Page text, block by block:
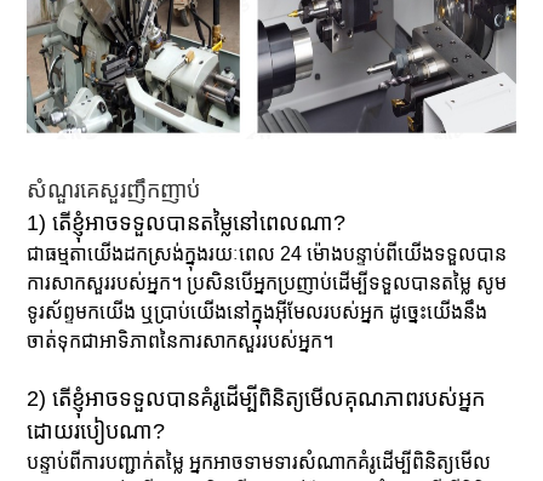
សំណួរគេសួរញឹកញាប់
1) តើខ្ញុំអាចទទួលបានតម្លៃនៅពេលណា?
ជាធម្មតាយើងដកស្រង់ក្នុងរយៈពេល 24 ម៉ោងបន្ទាប់ពីយើងទទួលបាន
ការសាកសួររបស់អ្នក។ ប្រសិនបើអ្នកប្រញាប់ដើម្បីទទួលបានតម្លៃ សូម
ទូរស័ព្ទមកយើង ឬប្រាប់យើងនៅក្នុងអ៊ីមែលរបស់អ្នក ដូច្នេះយើងនឹង
ចាត់ទុកជាអាទិភាពនៃការសាកសួររបស់អ្នក។
2) តើខ្ញុំអាចទទួលបានគំរូដើម្បីពិនិត្យមើលគុណភាពរបស់អ្នក
ដោយរបៀបណា?
បន្ទាប់ពីការបញ្ជាក់តម្លៃ អ្នកអាចទាមទារសំណាកគំរូដើម្បីពិនិត្យមើល